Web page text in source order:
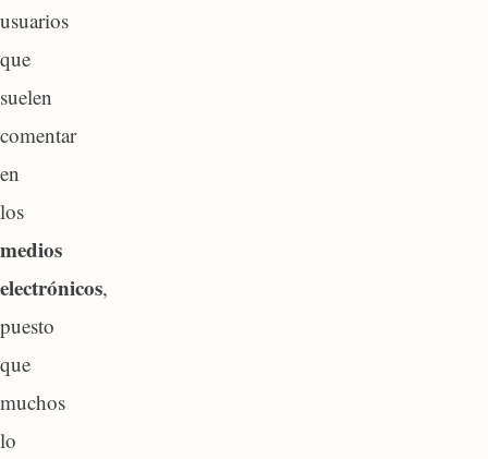
usuarios
que
suelen
comentar
en
los
medios
electrónicos,
puesto
que
muchos
lo